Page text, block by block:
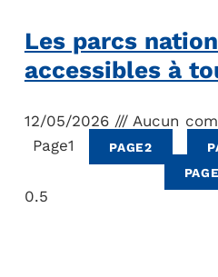
Les parcs
accessibles à
12/05/2026
Aucun
Page1 PAGE2
PAGE